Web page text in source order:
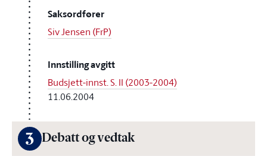
Saksordfører
Siv Jensen (FrP)
Innstilling avgitt
Budsjett-innst. S. II (2003-2004)
11.06.2004
3 Debatt og vedtak